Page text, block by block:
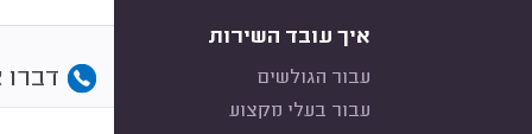
איך עובד השירות
עבור הגולשים
עבור בעלי מקצוע
דברו